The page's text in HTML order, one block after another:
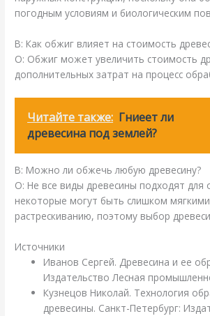
погодным условиям и биологическим
В: Как обжиг влияет на стоимость
О: Обжиг может увеличить стоимость
дополнительных затрат на процесс
Читайте также: Гниеет ли
древесина под землей?
В: Можно ли обжечь любую древесину?
О: Не все виды древесины подходят для
некоторые могут быть слишком
растрескиванию, поэтому выбор
Источники
Иванов Сергей. Древесина и ее
Издательство Лесная
Кузнецов Николай. Технология
древесины. Санкт-Петербург: